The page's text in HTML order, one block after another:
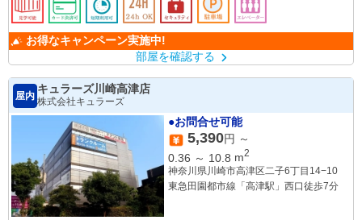
お得なキャンペーン実施中!
部屋を確認する
屋内
キュラーズ川崎高津店
株式会社キュラーズ
●お問合せ可能
5,390円 ～
0.36 ～ 10.8 m2
神奈川県川崎市高津区二子6丁目14−10
東急田園都市線「高津駅」西口徒歩7分